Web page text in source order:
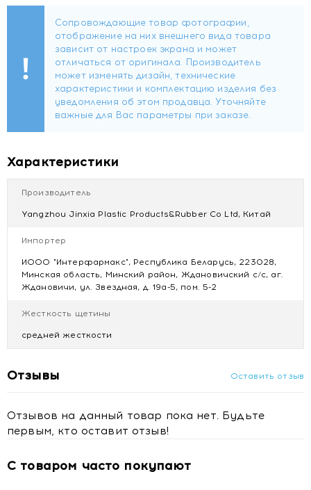
мы перенимаем ее опыт и бережем наследие: 99%
компонентов наших продуктов имеют натуральное
происхождение. У природы и любви нет границ, и мы
формируем сообщество людей, для которых
потребление натурального — важная и приятная часть
жизни
Характеристики
Производитель
Yangzhou Jinxia Plastic Products&Rubber Co Ltd, Китай
Импортер
ИООО "Интерфармакс", Республика Беларусь, 223028,
Минская область, Минский район, Ждановичский с/с, аг.
Ждановичи, ул. Звездная, д. 19а-5, пом. 5-2
Жесткость щетины
средней жесткости
Отзывы Оставить отзыв
Отзывов на данный товар пока нет. Будьте
первым, кто оставит отзыв!
С товаром часто покупают